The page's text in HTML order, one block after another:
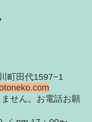
町田代1597−1
せん。お電話お願